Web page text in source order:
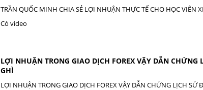
TRẦN QUỐC MINH CHIA SẺ LỢI NHUẬN THỰC TẾ CHO HỌC VIÊN
Có video
LỢI NHUẬN TRONG GIAO DỊCH FOREX VẬY DẪN
GHÌ
LỢI NHUẬN TRONG GIAO DỊCH FOREX VẬY DẪN CHỨNG LỊCH